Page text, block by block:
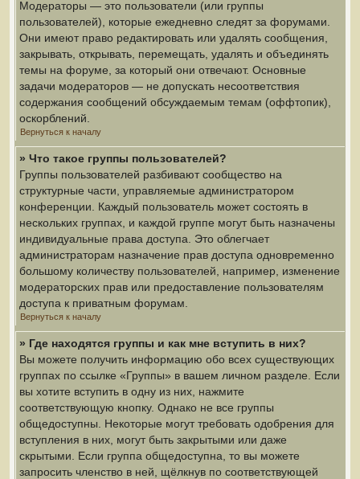
Модераторы — это пользователи (или группы
пользователей), которые ежедневно следят за форумами.
Они имеют право редактировать или удалять сообщения,
закрывать, открывать, перемещать, удалять и объединять
темы на форуме, за который они отвечают. Основные
задачи модераторов — не допускать несоответствия
содержания сообщений обсуждаемым темам (оффтопик),
оскорблений.
Вернуться к началу
» Что такое группы пользователей?
Группы пользователей разбивают сообщество на
структурные части, управляемые администратором
конференции. Каждый пользователь может состоять в
нескольких группах, и каждой группе могут быть назначены
индивидуальные права доступа. Это облегчает
администраторам назначение прав доступа одновременно
большому количеству пользователей, например, изменение
модераторских прав или предоставление пользователям
доступа к приватным форумам.
Вернуться к началу
» Где находятся группы и как мне вступить в них?
Вы можете получить информацию обо всех существующих
группах по ссылке «Группы» в вашем личном разделе. Если
вы хотите вступить в одну из них, нажмите
соответствующую кнопку. Однако не все группы
общедоступны. Некоторые могут требовать одобрения для
вступления в них, могут быть закрытыми или даже
скрытыми. Если группа общедоступна, то вы можете
запросить членство в ней, щёлкнув по соответствующей